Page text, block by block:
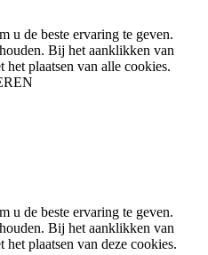
u de beste ervaring te geven.
Bij het aanklikken van
plaatsen van alle cookies.
u de beste ervaring te geven.
Bij het aanklikken van
plaatsen van deze cookies.